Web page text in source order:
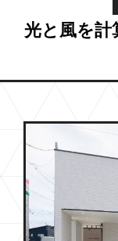
光と風を計